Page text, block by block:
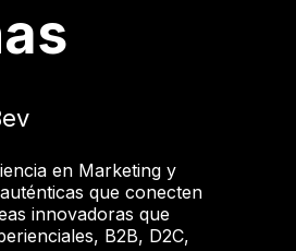
en Marketing y
que conecten
innovadoras que
B2B, D2C,